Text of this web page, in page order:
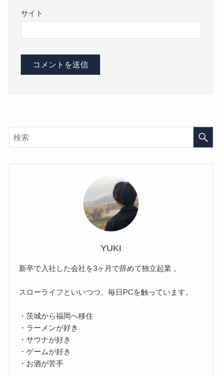
サイト
YUKI
新卒で入社した会社を3ヶ月で辞めて独立起業 。
スローライフといいつつ、毎日PCを触っています。
・茨城から福岡へ移住
・ラーメンが好き
・サウナが好き
・ゲームが好き
・お酒が苦手